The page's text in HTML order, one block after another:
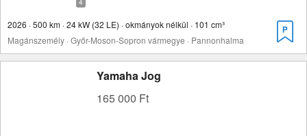
2026 · 500 km · 24 kW (32 LE) · okmányok nélkül · 101 cm³
Magánszemély · Győr-Moson-Sopron vármegye · Pannonhalma
Yamaha Jog
165 000 Ft